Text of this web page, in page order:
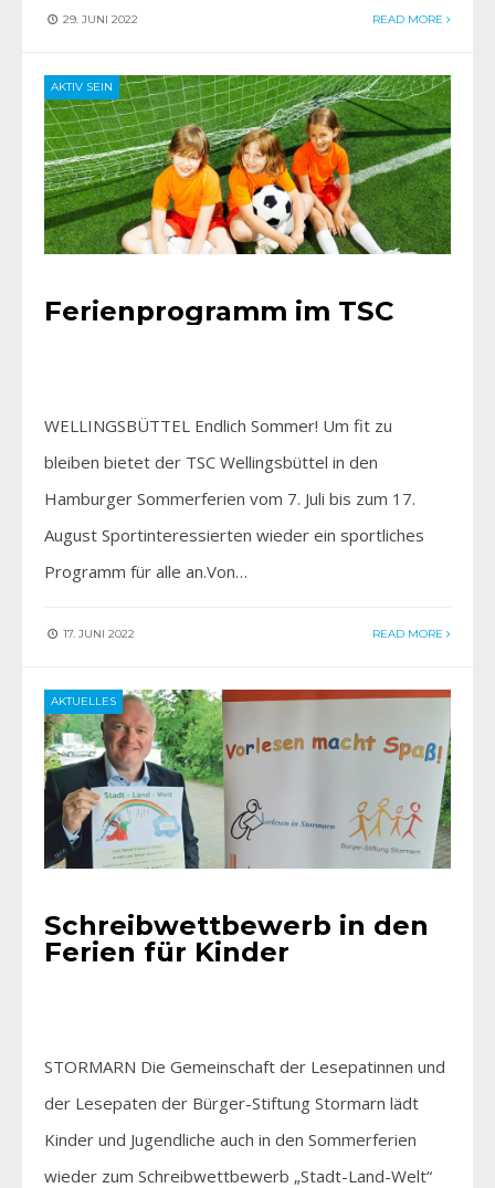
29. JUNI 2022 READ MORE
AKTIV SEIN
Ferienprogramm im TSC
WELLINGSBÜTTEL Endlich Sommer! Um fit zu
bleiben bietet der TSC Wellingsbüttel in den
Hamburger Sommerferien vom 7. Juli bis zum 17.
August Sportinteressierten wieder ein sportliches
Programm für alle an.Von…
17. JUNI 2022 READ MORE
AKTUELLES
Schreibwettbewerb in den
Ferien für Kinder
STORMARN Die Gemeinschaft der Lesepatinnen und
der Lesepaten der Bürger-Stiftung Stormarn lädt
Kinder und Jugendliche auch in den Sommerferien
wieder zum Schreibwettbewerb „Stadt-Land-Welt“